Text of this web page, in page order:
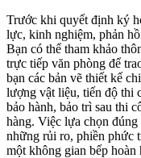
Trước khi quyết định ký
lực, kinh nghiệm, phản
Bạn có thể tham khảo
trực tiếp văn phòng để
bạn các bản vẽ thiết kế
lượng vật liệu, tiến độ thi
bảo hành, bảo trì sau thi
hàng. Việc lựa chọn
những rủi ro, phiền phức
một không gian bếp hoàn